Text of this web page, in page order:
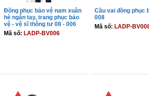
Đồng phục bảo vệ nam xuân
hè ngắn tay, trang phục bảo
vệ - vệ sĩ thông tư 08 - 006
Mã số: LADP-BV006
Cầu vai đồng phục
008
Mã số: LADP-